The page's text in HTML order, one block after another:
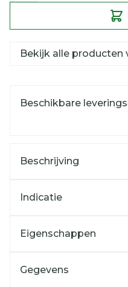
Bekijk alle producten
Beschikbare
Beschrijving
Indicatie
Eigenschappen
Gegevens